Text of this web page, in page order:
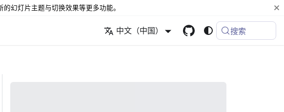
幻灯片主题与切换效果等更多功能。
中文（中国） 搜索